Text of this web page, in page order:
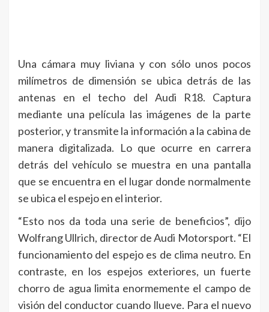
Una cámara muy liviana y con sólo unos pocos
milímetros de dimensión se ubica detrás de las
antenas en el techo del Audi R18. Captura
mediante una película las imágenes de la parte
posterior, y transmite la información a la cabina de
manera digitalizada. Lo que ocurre en carrera
detrás del vehículo se muestra en una pantalla
que se encuentra en el lugar donde normalmente
se ubica el espejo en el interior.
“Esto nos da toda una serie de beneficios”, dijo
Wolfrang Ullrich, director de Audi Motorsport. “El
funcionamiento del espejo es de clima neutro. En
contraste, en los espejos exteriores, un fuerte
chorro de agua limita enormemente el campo de
visión del conductor cuando llueve. Para el nuevo